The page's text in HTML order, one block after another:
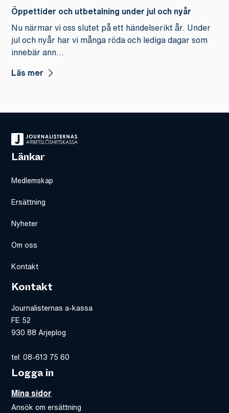
Öppettider och utbetalning under jul och nyår
Nu närmar vi oss slutet på ett händelserikt år. Under
jul och nyår har vi många röda och lediga dagar som
innebär ann...
Läs mer
Länkar
Medlemskap
Ersättning
Nyheter
Om oss
Kontakt
Kontakt
Journalisternas a-kassa
FE 52
930 88 Arjeplog
tel: 08-613 75 60
Logga in
Mina sidor
Ansök om ersättning